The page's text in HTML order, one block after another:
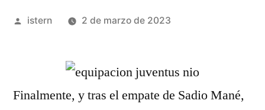
Publicado
istern 2 de marzo de 2023
Finalmente, y tras el empate de Sadio Mané,